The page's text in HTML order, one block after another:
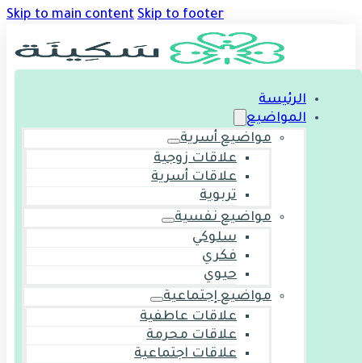
Skip to main content Skip to footer
الرئيسة
المواضيع
مواضيع أسرية
علاقات زوجية
علاقات أسرية
تربوية
مواضيع نفسية
سلوكي
فكري
حيوي
مواضيع إجتماعية
علاقات عاطفية
علاقات محرمة
علاقات اجتماعية